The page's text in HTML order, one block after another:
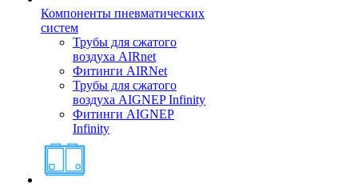
Компоненты пневматических
систем
Трубы для сжатого
воздуха AIRnet
Фитинги AIRNet
Трубы для сжатого
воздуха AIGNEP Infinity
Фитинги AIGNEP
Infinity